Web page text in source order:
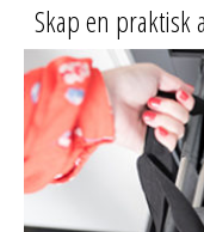
Skap en praktisk